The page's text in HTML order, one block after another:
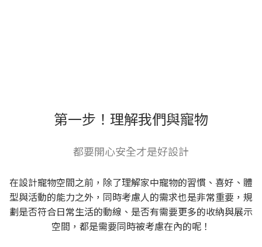
第一步！理解我們與寵物
在設計寵物空間之前，除了理解家中寵物的習慣、喜好、體
型與活動的能力之外，同時考慮人的需求也是非常重要，規
劃是否符合日常生活的動線、是否有需要更多的收納與展示